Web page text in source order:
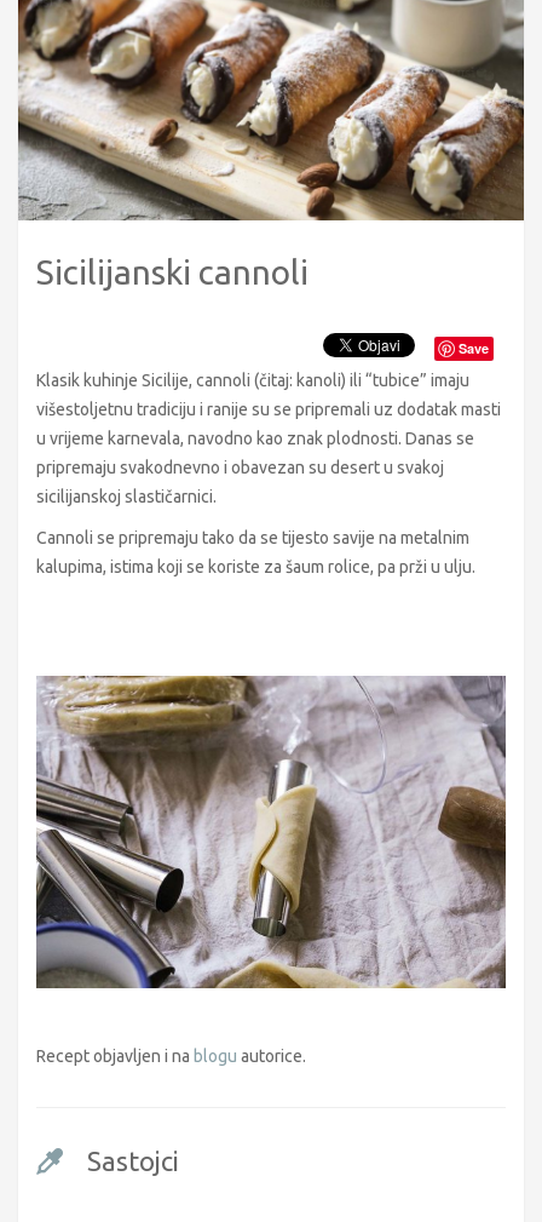
Sicilijanski cannoli
Save
Klasik kuhinje Sicilije, cannoli (čitaj: kanoli) ili “tubice” imaju
višestoljetnu tradiciju i ranije su se pripremali uz dodatak masti
u vrijeme karnevala, navodno kao znak plodnosti. Danas se
pripremaju svakodnevno i obavezan su desert u svakoj
sicilijanskoj slastičarnici.
Cannoli se pripremaju tako da se tijesto savije na metalnim
kalupima, istima koji se koriste za šaum rolice, pa prži u ulju.
Recept objavljen i na blogu autorice.
Sastojci